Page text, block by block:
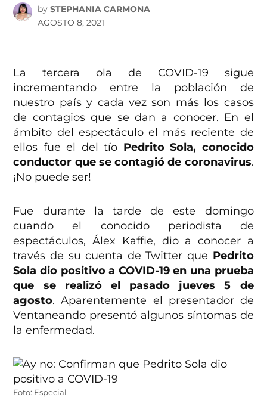
by STEPHANIA CARMONA
AGOSTO 8, 2021
La tercera ola de COVID-19 sigue
incrementando entre la población de
nuestro país y cada vez son más los casos
de contagios que se dan a conocer. En el
ámbito del espectáculo el más reciente de
ellos fue el del tío Pedrito Sola, conocido
conductor que se contagió de coronavirus.
¡No puede ser!
Fue durante la tarde de este domingo
cuando el conocido periodista de
espectáculos, Álex Kaffie, dio a conocer a
través de su cuenta de Twitter que Pedrito
Sola dio positivo a COVID-19 en una prueba
que se realizó el pasado jueves 5 de
agosto. Aparentemente el presentador de
Ventaneando presentó algunos síntomas de
la enfermedad.
Foto: Especial